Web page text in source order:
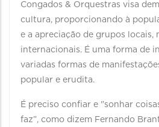
Congados & Orquestras visa
cultura, proporcionando à
e a apreciação de grupos locais,
internacionais. É uma forma de
variadas formas de
popular e erudita.
É preciso confiar e "sonhar
faz”, como dizem Fernando